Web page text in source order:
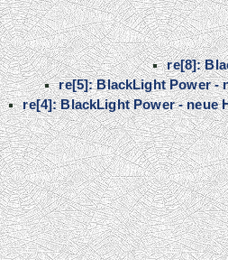
re[8]:
re[5]: BlackLight Power -
re[4]: BlackLight Power - neue